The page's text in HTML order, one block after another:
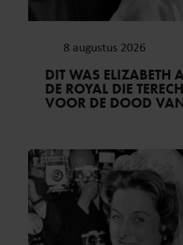
8 augustus 2026
DIT WAS ELIZABETH
DE ROYAL DIE
VOOR DE DOOD